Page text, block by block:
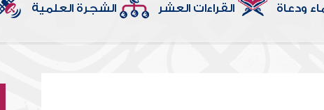
ودعاة القراءات العشر الشجرة العلمية